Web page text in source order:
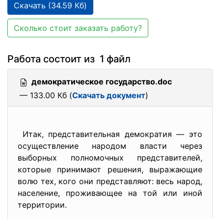
Скачать (34.59 Кб)
Сколько стоит заказать работу?
Работа состоит из 1 файл
демократическое государство.doc
— 133.00 Кб (Скачать документ)
Итак, представительная демократия — это
осуществление народом власти через
выборных полномочных представителей,
которые принимают решения, выражающие
волю тех, кого они представляют: весь народ,
население, проживающее на той или иной
территории.